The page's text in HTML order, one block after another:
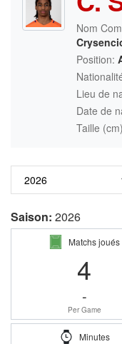
Nom
Position:
Lieu de
Date de
Taille
Saison: 2026
Matchs joués
4
-
Per Game
Minutes